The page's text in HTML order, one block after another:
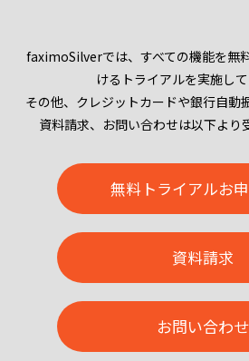
faximoSilverでは、すべての機能を無
けるトライアルを実施して
その他、クレジットカードや銀行自動
資料請求、お問い合わせは以下より
無料トライアルお
資料請求
お問い合わせ